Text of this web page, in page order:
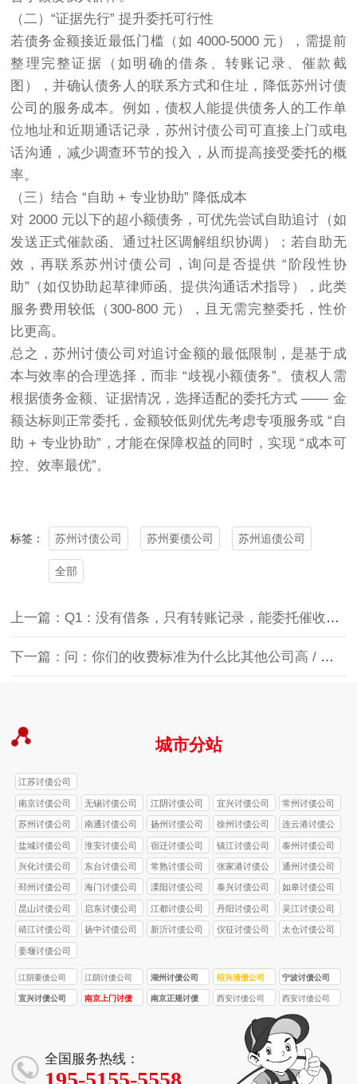
（二）“证据先行” 提升委托可行性
若债务金额接近最低门槛（如 4000-5000 元），需提前
整理完整证据（如明确的借条、转账记录、催款截
图），并确认债务人的联系方式和住址，降低苏州讨债
公司的服务成本。例如，债权人能提供债务人的工作单
位地址和近期通话记录，苏州讨债公司可直接上门或电
话沟通，减少调查环节的投入，从而提高接受委托的概
率。
（三）结合 “自助 + 专业协助” 降低成本
对 2000 元以下的超小额债务，可优先尝试自助追讨（如
发送正式催款函、通过社区调解组织协调）；若自助无
效，再联系苏州讨债公司，询问是否提供 “阶段性协
助”（如仅协助起草律师函、提供沟通话术指导），此类
服务费用较低（300-800 元），且无需完整委托，性价
比更高。
总之，苏州讨债公司对追讨金额的最低限制，是基于成
本与效率的合理选择，而非 “歧视小额债务”。债权人需
根据债务金额、证据情况，选择适配的委托方式 —— 金
额达标则正常委托，金额较低则优先考虑专项服务或 “自
助 + 专业协助”，才能在保障权益的同时，实现 “成本可
控、效率最优”。
标签： 苏州讨债公司 苏州要债公司 苏州追债公司
全部
上一篇：Q1：没有借条，只有转账记录，能委托催收吗？
下一篇：问：你们的收费标准为什么比其他公司高 / 低？
城市分站
江苏讨债公司
南京讨债公司 无锡讨债公司 江阴讨债公司 宜兴讨债公司 常州讨债公司
苏州讨债公司 南通讨债公司 扬州讨债公司 徐州讨债公司
连云港讨债公
司
盐城讨债公司 淮安讨债公司 宿迁讨债公司 镇江讨债公司 泰州讨债公司
兴化讨债公司 东台讨债公司 常熟讨债公司
张家港讨债公
司
通州讨债公司
邳州讨债公司 海门讨债公司 溧阳讨债公司 泰兴讨债公司 如皋讨债公司
昆山讨债公司 启东讨债公司 江都讨债公司 丹阳讨债公司 吴江讨债公司
靖江讨债公司 扬中讨债公司 新沂讨债公司 仪征讨债公司 太仓讨债公司
姜堰讨债公司
江阴要债公司 江阴讨债公司 湖州讨债公司 绍兴清债公司 宁波讨债公司
宜兴讨债公司
南京上门讨债
南京正规讨债
西安讨债公司
首选品牌！西
安要债 / 收债公
司，10 年经
验，5 亿 + 追
西安讨债公司
合法合规！西
安要债 / 收债公
司，5 名持证法
务，3000 + 案
全国服务热线：